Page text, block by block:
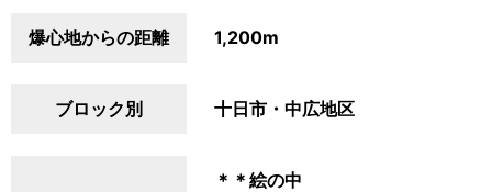
爆心地からの距離 1,200m
ブロック別 十日市・中広地区
＊＊絵の中